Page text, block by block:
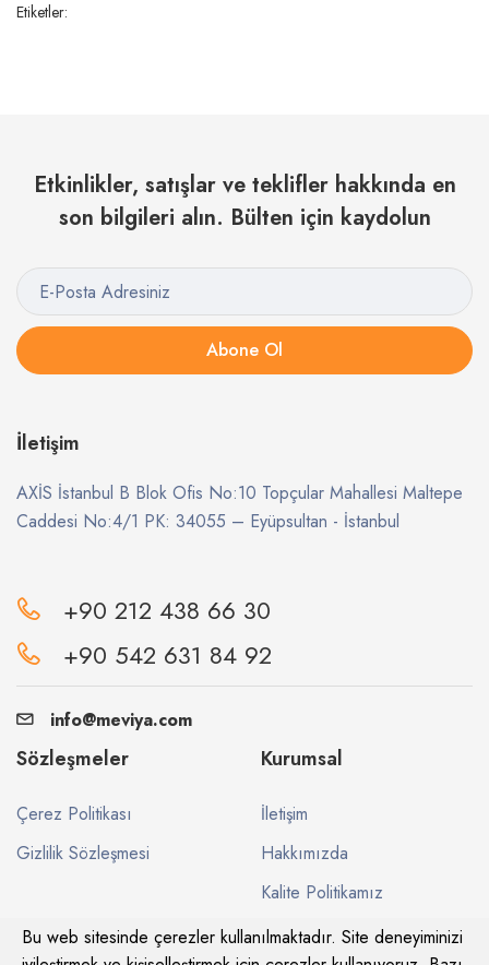
Etiketler:
Etkinlikler, satışlar ve teklifler hakkında en
son bilgileri alın. Bülten için kaydolun
Abone Ol
İletişim
AXİS İstanbul B Blok Ofis No:10 Topçular Mahallesi Maltepe
Caddesi No:4/1 PK: 34055 – Eyüpsultan - İstanbul
+90 212 438 66 30
+90 542 631 84 92
info@meviya.com
Sözleşmeler
Çerez Politikası
Gizlilik Sözleşmesi
Kurumsal
İletişim
Hakkımızda
Kalite Politikamız
Bu web sitesinde çerezler kullanılmaktadır. Site deneyiminizi